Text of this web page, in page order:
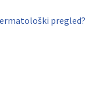
pregled?